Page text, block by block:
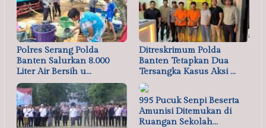
Polres Serang Polda
Banten Salurkan 8.000
Liter Air Bersih u…
Ditreskrimum Polda
Banten Tetapkan Dua
Tersangka Kasus Aksi …
995 Pucuk Senpi Beserta
Amunisi Ditemukan di
Ruangan Sekolah…